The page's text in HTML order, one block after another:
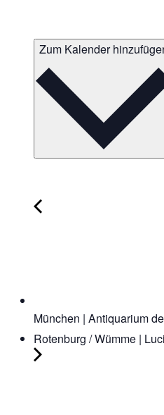
München | Antiquarium
Rotenburg / Wümme |